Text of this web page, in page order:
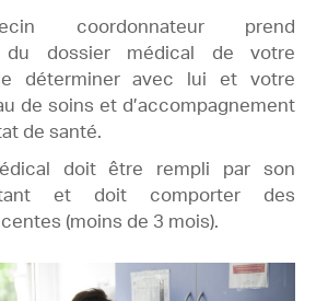
coordonnateur prend
du dossier médical de votre
déterminer avec lui et votre
de soins et d’accompagnement
de santé.
doit être rempli par son
et doit comporter des
(moins de 3 mois).